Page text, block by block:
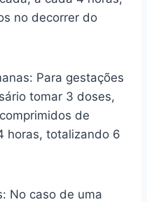
no decorrer do
Para gestações
tomar 3 doses,
de
horas, totalizando 6
No caso de uma